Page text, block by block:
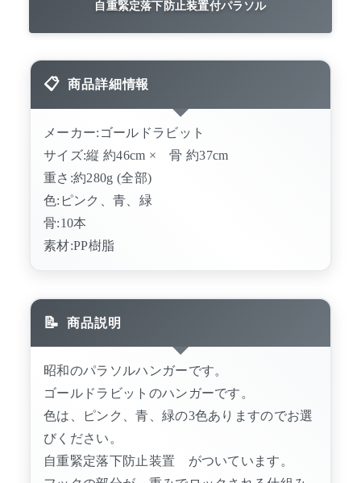
自重緊定落下防止装置付パラソル
商品詳細情報
メーカー:ゴールドラビット
サイズ:縦 約46cm × 骨 約37cm
重さ:約280g (全部)
色:ピンク、青、緑
骨:10本
素材:PP樹脂
商品説明
昭和のパラソルハンガーです。
ゴールドラビットのハンガーです。
色は、ピンク、青、緑の3色ありますのでお選
びください。
自重緊定落下防止装置 がついています。